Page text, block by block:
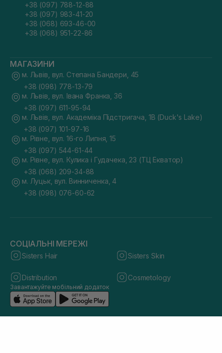
+38 (097) 788-12-88
+38 (097) 983-41-20
+38 (068) 693-46-00
+38 (068) 951-22-86
МАГАЗИНИ
м. Львів, вул. Степана Бандери, 45
+38 (098) 778-13-79
м. Львів, вул. Івана Франка, 36
+38 (097) 611-95-94
м. Львів, вул. Академіка Підстригача, 1В (Duck's Lake)
+38 (097) 101-97-16
м. Рівне, вул. 16-го Липня, 15
+38 (097) 544-61-44
м. Рівне, вул. Кулика і Гудачека, 23 (ТЦ Екватор)
+38 (068) 209-34-88
м. Луцьк, вул. Винниченка, 4
+38 (098) 076-60-62
СОЦІАЛЬНІ МЕРЕЖІ
Sisters Hair Sisters Skin
Distribution Cosmetology
Завантажуйте мобільний додаток